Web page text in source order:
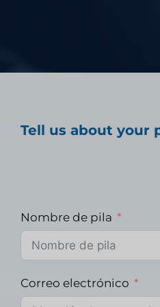
Tell us about your
Nombre de pila
Correo electrónico